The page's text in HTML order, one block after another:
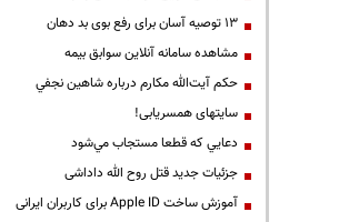
13 توصیه آسان برای رفع بوی بد دهان
مشاهده سامانه آنلاين سوابق بیمه
حكم آيت‌الله مكارم درباره شاهين نجفي
سایتهای همسریابی!
دعايي كه قطعا مستجاب مي‌شود
جزئیات جدید قتل روح الله داداشی
آموزش ساخت Apple ID برای کاربران ایرانی